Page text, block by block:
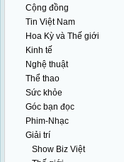
Cộng đồng
Tin Việt Nam
Hoa Kỳ và Thế giới
Kinh tế
Nghệ thuật
Thể thao
Sức khỏe
Góc bạn đọc
Phim-Nhạc
Giải trí
Show Biz Việt